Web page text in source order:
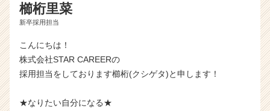
櫛桁里菜
新卒採用担当
こんにちは！
株式会社STAR CAREERの
採用担当をしております櫛桁(クシゲタ)と申します！
★なりたい自分になる★